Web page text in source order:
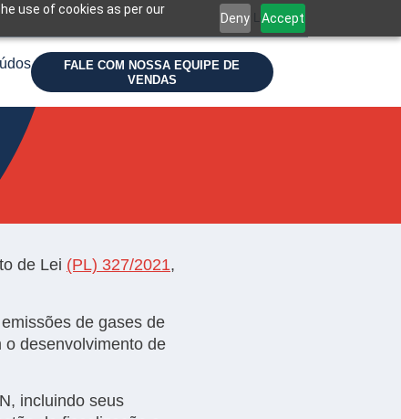
use of cookies as per our
Deny Accept
Login
FALE COM NOSSA EQUIPE DE
VENDAS
de Lei (PL) 327/2021,
de gases de
o desenvolvimento de
incluindo seus